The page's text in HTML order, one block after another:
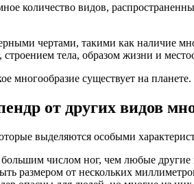
количество видов,
чертами, такими как наличие
тела, образом жизни и
многообразие существует на
от других видов
выделяются особыми
числом ног, чем любые
размером от нескольких